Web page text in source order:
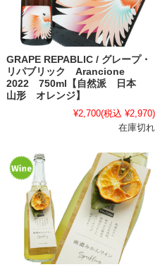
GRAPE REPABLIC / グレープ・
リパブリック Arancione
2022 750ml【自然派 日本
山形 オレンジ】
¥2,700(税込 ¥2,970)
在庫切れ